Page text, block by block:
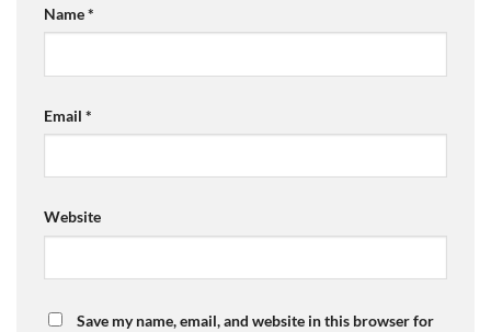
Name*
Email *
Website
Save my name, email, and website in this browser for